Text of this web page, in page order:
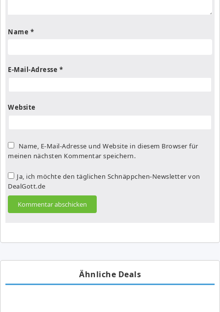
Name *
E-Mail-Adresse *
Website
Name, E-Mail-Adresse und Website in diesem Browser für
meinen nächsten Kommentar speichern.
Ja, ich möchte den täglichen Schnäppchen-Newsletter von
DealGott.de
Ähnliche Deals